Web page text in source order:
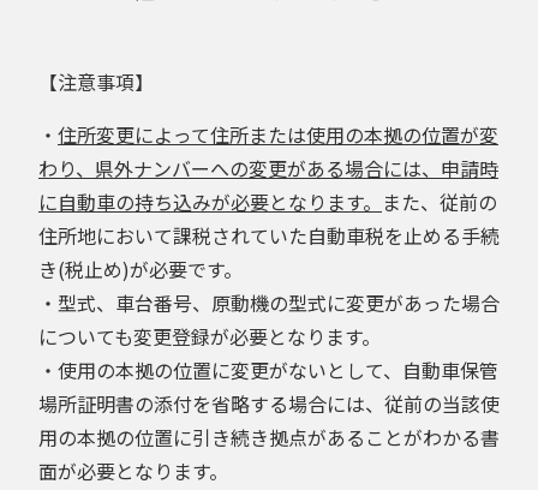
【注意事項】
・ 住所変更によって住所または使用の本拠の位置が変
わり、県外ナンバーへの変更がある場合には、申請時
に自動車の持ち込みが必要となります。 また、従前の
住所地において課税されていた自動車税を止める手続
き(税止め)が必要です。
・型式、車台番号、原動機の型式に変更があった場合
についても変更登録が必要となります。
・使用の本拠の位置に変更がないとして、自動車保管
場所証明書の添付を省略する場合には、従前の当該使
用の本拠の位置に引き続き拠点があることがわかる書
面が必要となります。